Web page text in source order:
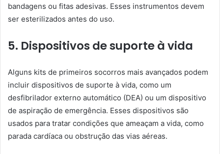
bandagens ou fitas adesivas. Esses instrumentos devem
ser esterilizados antes do uso.
5. Dispositivos de suporte à vida
Alguns kits de primeiros socorros mais avançados podem
incluir dispositivos de suporte à vida, como um
desfibrilador externo automático (DEA) ou um dispositivo
de aspiração de emergência. Esses dispositivos são
usados para tratar condições que ameaçam a vida, como
parada cardíaca ou obstrução das vias aéreas.